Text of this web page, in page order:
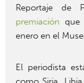
Reportaje de
premiación que
enero en el
El periodista